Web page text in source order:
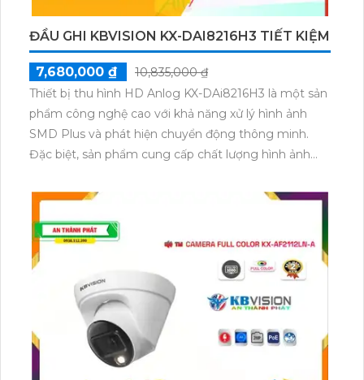
ĐẦU GHI KBVISION KX-DAI8216H3 TIẾT KIỆM
7,680,000 ₫
10,835,000 ₫
Thiết bị thu hình HD Anlog KX-DAi8216H3 là một sản
phẩm công nghệ cao với khả năng xử lý hình ảnh
SMD Plus và phát hiện chuyển động thông minh.
Đặc biệt, sản phẩm cung cấp chất lượng hình ảnh
gian lưu trữ lớn và ổn định. Thiết bị này cũng được
TVI và BCS. Độ phân giải 5.0 MP cung cấp hình ảnh
rõ nét. Bạn cũng có thể giám sát qua điện thoại
nhanh chóng và dễ dàng. Ngoài ra, sản phẩm hỗ trợ
nhiều định dạng nén video như
H.265+/H.265/H.264+/H.264. Nếu bạn muốn mở rộng
hơn, tùy chọn thêm 8 camera IP cũng được hỗ trợ.